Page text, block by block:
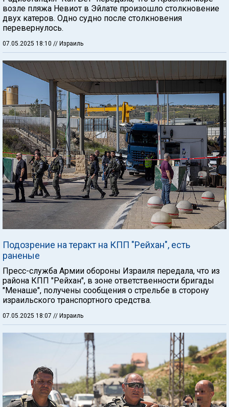
возле пляжа Невиот в Эйлате произошло столкновение
двух катеров. Одно судно после столкновения
перевернулось.
07.05.2025 18:10 // Израиль
Подозрение на теракт на КПП "Рейхан", есть
раненые
Пресс-служба Армии обороны Израиля передала, что из
района КПП "Рейхан", в зоне ответственности бригады
"Менаше", получены сообщения о стрельбе в сторону
израильского транспортного средства.
07.05.2025 18:07 // Израиль